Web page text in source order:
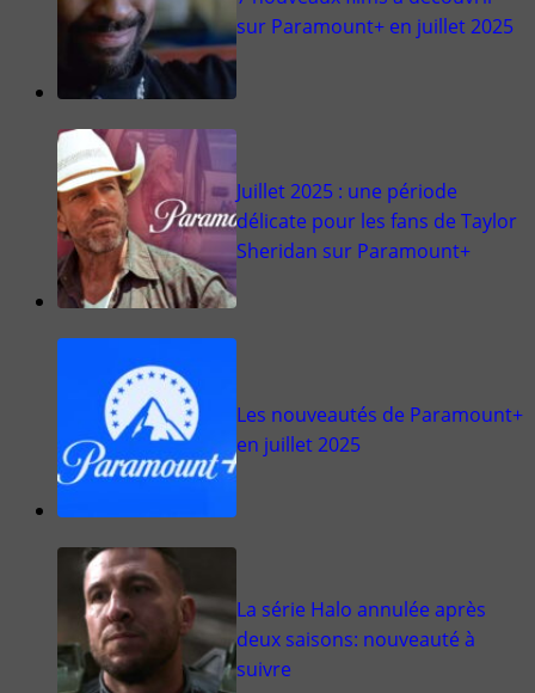
sur Paramount+ en juillet 2025
Juillet 2025 : une période
délicate pour les fans de Taylor
Sheridan sur Paramount+
Les nouveautés de Paramount+
en juillet 2025
La série Halo annulée après
deux saisons: nouveauté à
suivre